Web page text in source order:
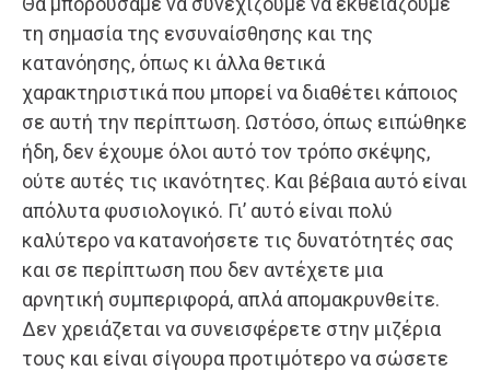
τη σημασία της ενσυναίσθησης και της
κατανόησης, όπως κι άλλα θετικά
χαρακτηριστικά που μπορεί να διαθέτει κάποιος
σε αυτή την περίπτωση. Ωστόσο, όπως ειπώθηκε
ήδη, δεν έχουμε όλοι αυτό τον τρόπο σκέψης,
ούτε αυτές τις ικανότητες. Και βέβαια αυτό είναι
απόλυτα φυσιολογικό. Γι’ αυτό είναι πολύ
καλύτερο να κατανοήσετε τις δυνατότητές σας
και σε περίπτωση που δεν αντέχετε μια
αρνητική συμπεριφορά, απλά απομακρυνθείτε.
Δεν χρειάζεται να συνεισφέρετε στην μιζέρια
τους και είναι σίγουρα προτιμότερο να σώσετε